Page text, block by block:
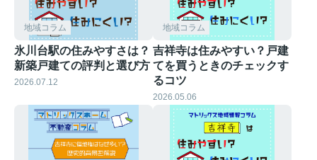
地域コラム
氷川台駅の住みやすさは？
新築戸建ての評判と選び方
2026.07.12
地域コラム
吉祥寺は住みやすい？戸建
てを買うときのチェックす
るコツ
2026.05.06